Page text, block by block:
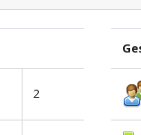
2